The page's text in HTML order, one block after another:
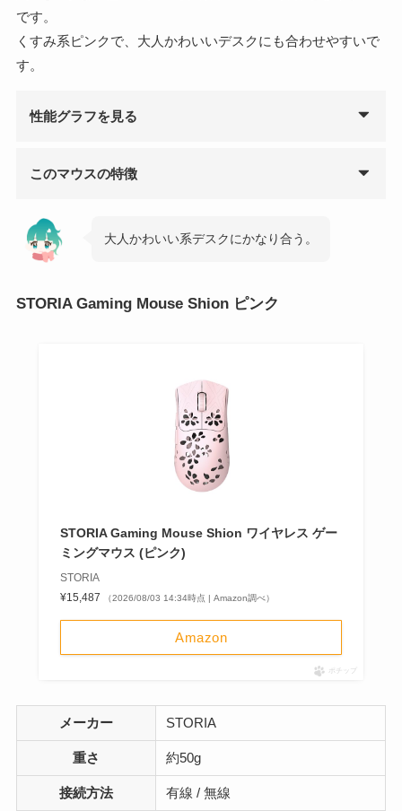
です。
くすみ系ピンクで、大人かわいいデスクにも合わせやすいで
す。
性能グラフを見る
このマウスの特徴
大人かわいい系デスクにかなり合う。
STORIA Gaming Mouse Shion ピンク
STORIA Gaming Mouse Shion ワイヤレス ゲー
ミングマウス (ピンク)
STORIA
¥15,487
（2026/08/03 14:34時点 | Amazon調べ）
Amazon
ポチップ
メーカー STORIA
重さ 約50g
接続方法 有線 / 無線